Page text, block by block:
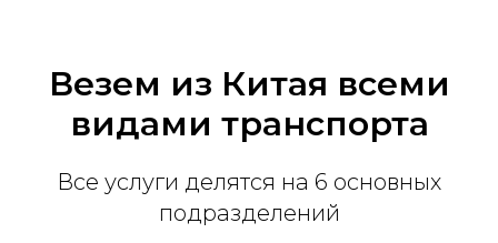
Везем из Китая всеми
видами транспорта
Все услуги делятся на 6 основных
подразделений